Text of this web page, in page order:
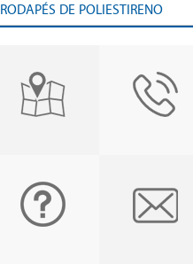
RODAPÉS DE POLIESTIRENO